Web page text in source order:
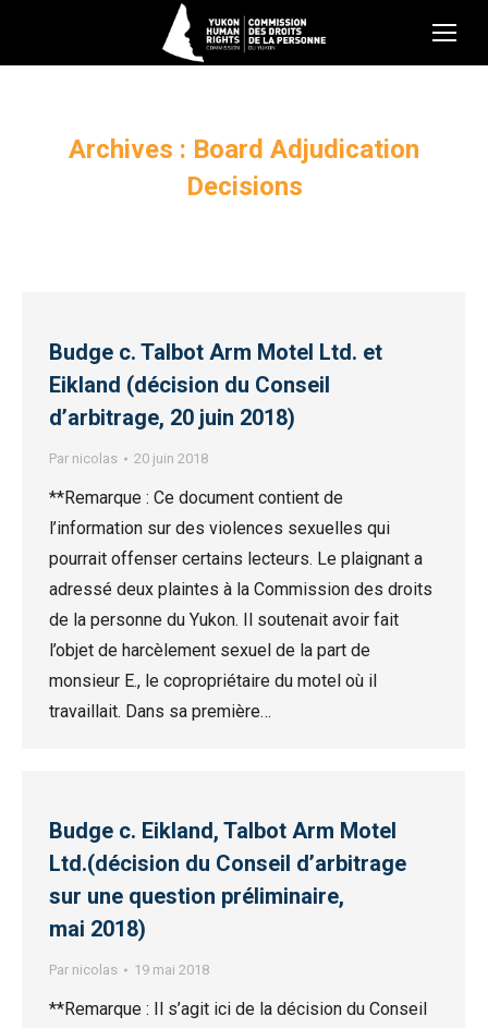
Archives : Board Adjudication
Decisions
Budge c. Talbot Arm Motel Ltd. et
Eikland (décision du Conseil
d’arbitrage, 20 juin 2018)
Par nicolas 20 juin 2018
**Remarque : Ce document contient de
l’information sur des violences sexuelles qui
pourrait offenser certains lecteurs. Le plaignant a
adressé deux plaintes à la Commission des droits
de la personne du Yukon. Il soutenait avoir fait
l’objet de harcèlement sexuel de la part de
monsieur E., le copropriétaire du motel où il
travaillait. Dans sa première…
Budge c. Eikland, Talbot Arm Motel
Ltd.(décision du Conseil d’arbitrage
sur une question préliminaire,
mai 2018)
Par nicolas 19 mai 2018
**Remarque : Il s’agit ici de la décision du Conseil